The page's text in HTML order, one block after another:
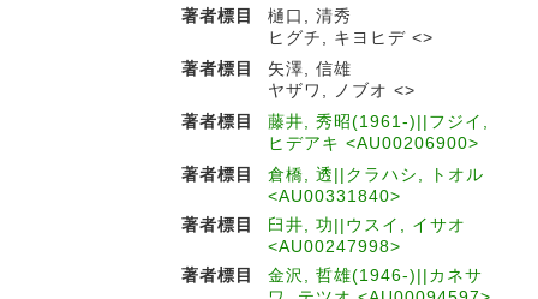
著者標目
樋口, 清秀
ヒグチ, キヨヒデ <>
著者標目
矢澤, 信雄
ヤザワ, ノブオ <>
著者標目
藤井, 秀昭(1961-)||フジイ,
ヒデアキ <AU00206900>
著者標目
倉橋, 透||クラハシ, トオル
<AU00331840>
著者標目
臼井, 功||ウスイ, イサオ
<AU00247998>
著者標目
金沢, 哲雄(1946-)||カネサ